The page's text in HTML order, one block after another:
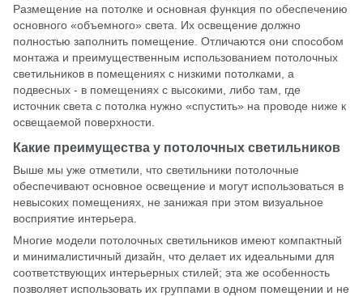
Размещение на потолке и основная функция по обеспечению
основного «объемного» света. Их освещение должно
полностью заполнить помещение. Отличаются они способом
монтажа и преимущественным использованием потолочных
светильников в помещениях с низкими потолками, а
подвесных - в помещениях с высокими, либо там, где
источник света с потолка нужно «спустить» на проводе ниже к
освещаемой поверхности.
Какие преимущества у потолочных светильников
Выше мы уже отметили, что светильники потолочные
обеспечивают основное освещение и могут использоваться в
невысоких помещениях, не занижая при этом визуальное
восприятие интерьера.
Многие модели потолочных светильников имеют компактный
и минималистичный дизайн, что делает их идеальными для
соответствующих интерьерных стилей; эта же особенность
позволяет использовать их группами в одном помещении и не